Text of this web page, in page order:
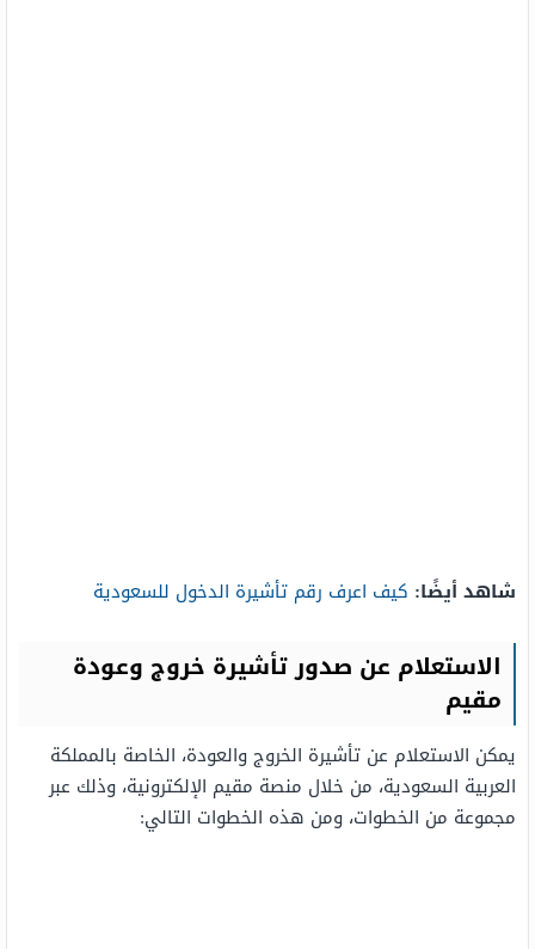
شاهد أيضًا: كيف اعرف رقم تأشيرة الدخول للسعودية
الاستعلام عن صدور تأشيرة خروج وعودة
مقيم
يمكن الاستعلام عن تأشيرة الخروج والعودة، الخاصة بالمملكة
العربية السعودية، من خلال منصة مقيم الإلكترونية، وذلك عبر
مجموعة من الخطوات، ومن هذه الخطوات التالي: